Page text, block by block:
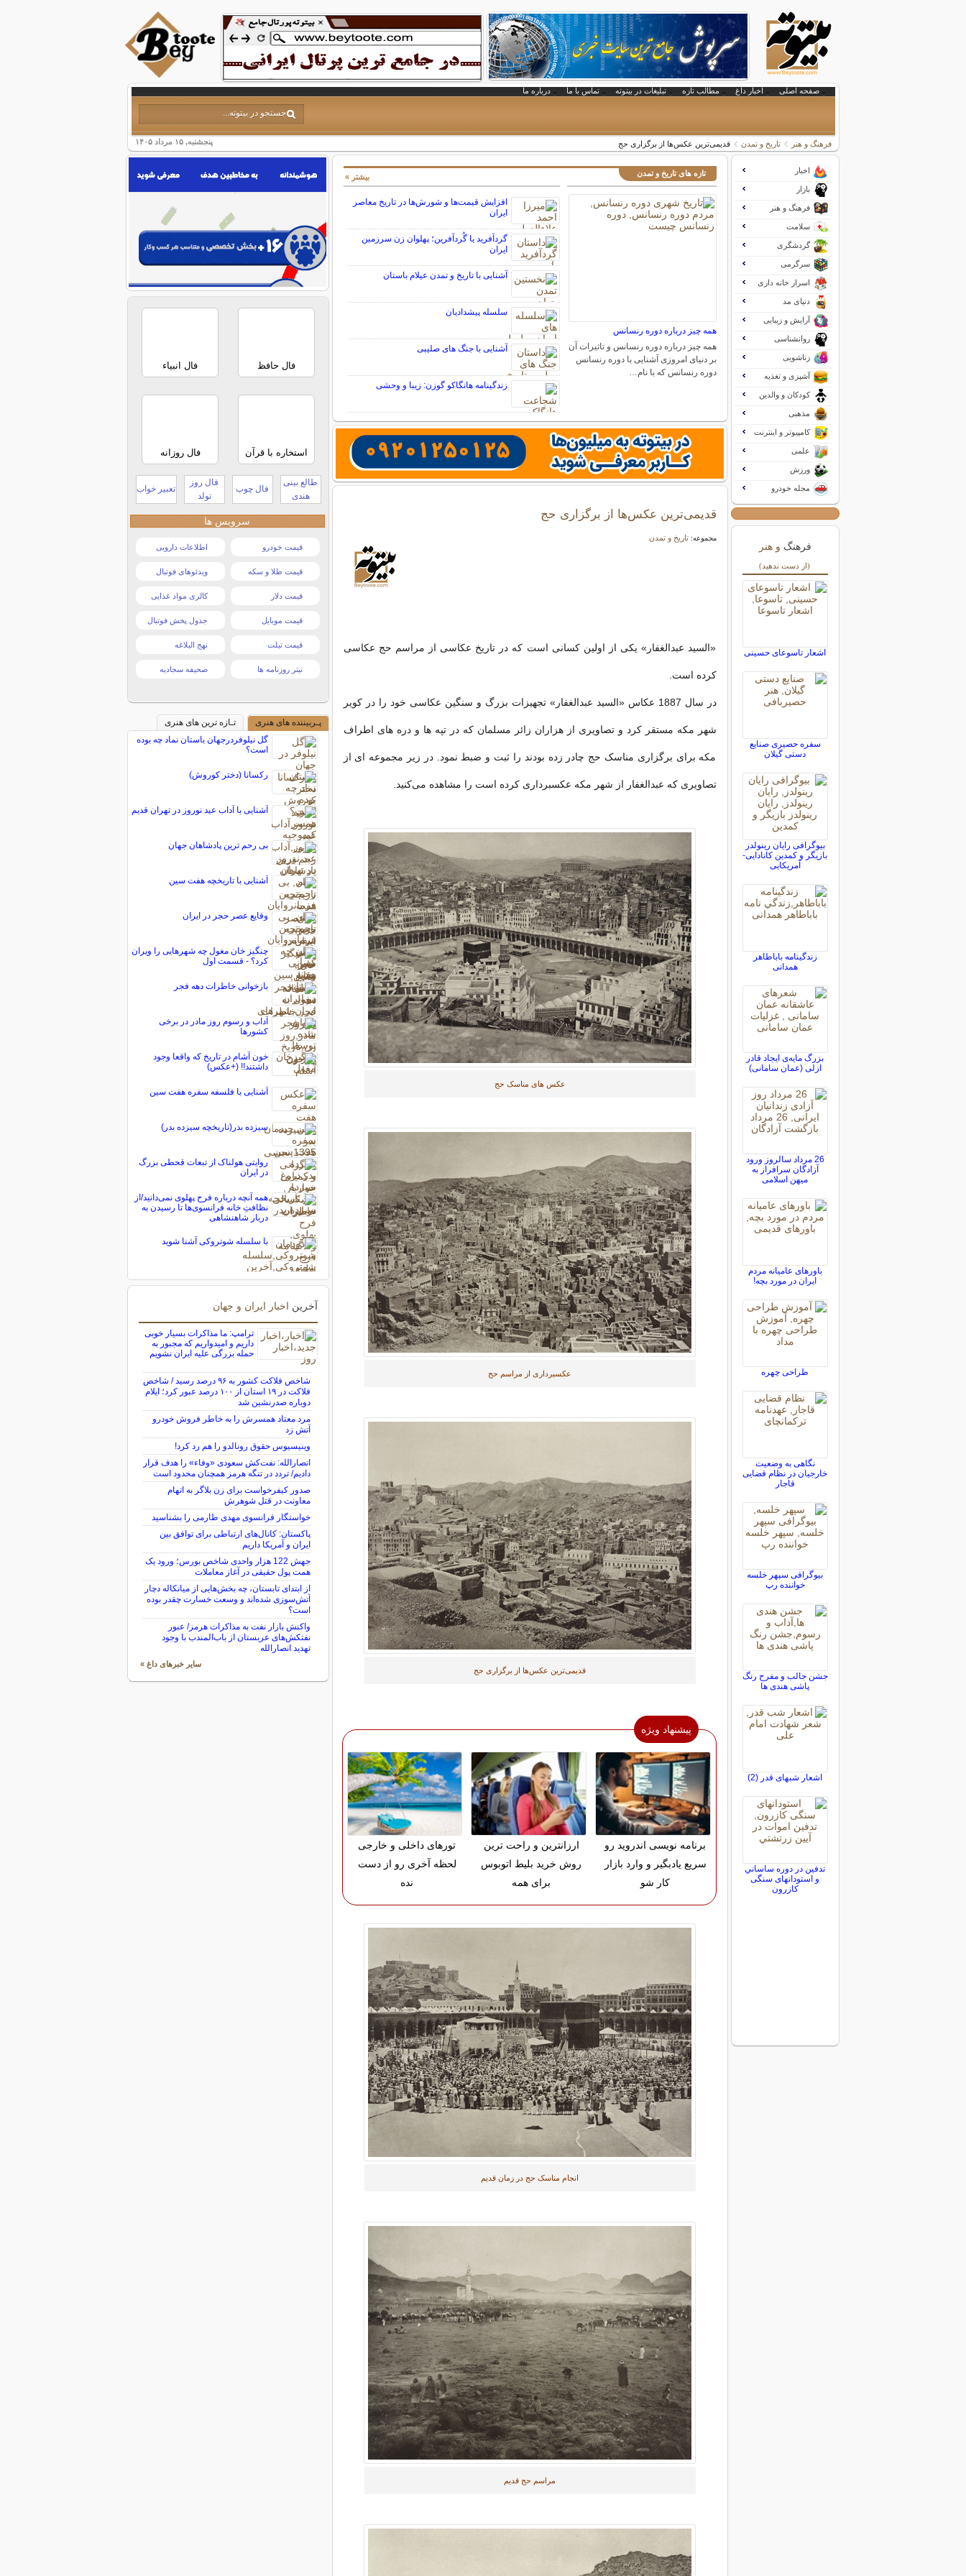
صفحه اصلی اخبار داغ مطالب تازه تبلیغات در بیتوته تماس با ما درباره ما
پنجشنبه, ۱۵ مرداد ۱۴۰۵ فرهنگ و هنر تاریخ و تمدن قدیمی‌ترین عکس‌ها از برگزاری حج
تازه های تاریخ و تمدن
همه چیز درباره دوره رنسانس
همه چیز درباره دوره رنسانس و تاثیرات آن
بر دنیای امروزی آشنایی با دوره رنسانس
دوره رنسانس که با نام…
افزایش قیمت‌ها و شورش‌ها در تاریخ معاصر
ایران
گردآفرید یا گُردآفرین؛ پهلوان زن سرزمین
ایران
آشنایی با تاریخ و تمدن عیلام باستان
سلسله پیشدادیان
آشنایی با جنگ های صلیبی
زندگینامه هانگاکو گوزن: زیبا و وحشی
بیشتر »
قدیمی‌ترین عکس‌ها از برگزاری حج
مجموعه:تاریخ و تمدن
«السید عبدالغفار» یکی از اولین کسانی است که در تاریخ عکاسی از مراسم حج عکاسی
کرده است.
در سال 1887 عکاس «السید عبدالغفار» تجهیزات بزرگ و سنگین عکاسی خود را در کویر
شهر مکه مستقر کرد و تصاویری از هزاران زائر مسلمان که در تپه ها و دره های اطراف
مکه برای برگزاری مناسک حج چادر زده بودند را ثبت و ضبط نمود. در زیر مجموعه ای از
تصاویری که عبدالغفار از شهر مکه عکسبرداری کرده است را مشاهده می‌کنید.
عکس های مناسک حج
عکسبرداری از مراسم حج
قدیمی‌ترین عکس‌ها از برگزاری حج
پیشنهاد ویژه
برنامه نویسی اندروید رو
سریع یادبگیر و وارد بازار
کار شو
ارزانترین و راحت ترین
روش خرید بلیط اتوبوس
برای همه
تورهای داخلی و خارجی
لحظه آخری رو از دست
نده
انجام مناسک حج در زمان قدیم
مراسم حج قدیم
اخبار
بازار
فرهنگ و هنر
سلامت
گردشگری
سرگرمی
اسرار خانه داری
دنیای مد
آرایش و زیبایی
روانشناسی
زناشویی
آشپزی و تغذیه
کودکان و والدین
مذهبی
کامپیوتر و اینترنت
علمی
ورزش
مجله خودرو
فرهنگ و هنر
(از دست ندهید)
اشعار تاسوعای حسینی
سفره حصیری صنایع
دستی گيلان
بیوگرافی رایان رینولدز
بازیگر و کمدین کانادایی-
آمریکایی
زندگينامه باباطاهر
همدانی
بزرگ مایه‌ی ایجاد قادر
ازلی (عمان سامانی)
26 مرداد سالروز ورود
آزادگان سرافراز به
میهن اسلامی
باورهای عامیانه مردم
ایران در مورد بچه!
طراحی چهره
نگاهی به وضعیت
خارجیان در نظام قضایی
قاجار
بیوگرافی سپهر خلسه
خواننده رپ
جشن جالب و مفرح رنگ
پاشی هندی ها
اشعار شبهای قدر (2)
تدفين در دوره ساساني
و استودانهای سنگی
کازرون
فال حافظ فال انبیاء
استخاره با قرآن فال روزانه
طالع بینی
هندی
فال چوب
فال روز
تولد
تعبیر خواب
سرویس ها
قیمت خودرو اطلاعات دارویی
قیمت طلا و سکه ویدئوهای فوتبال
قیمت دلار کالری مواد غذایی
قیمت موبایل جدول پخش فوتبال
قیمت تبلت نهج البلاغه
تیتر روزنامه ها صحیفه سجادیه
پـربیننده های هنری
تـازه ترین های هنری
گل نیلوفردرجهان باستان نماد چه بوده
است؟
رکسانا (دختر کوروش)
آشنایی با آداب عید نوروز در تهران قدیم
بی رحم ترین پادشاهان جهان
آشنایی با تاریخچه هفت سین
وقایع عصر حجر در ایران
چنگیز خان مغول چه شهرهایی را ویران
کرد؟ - قسمت اول
بازخوانی خاطرات دهه فجر
آداب و رسوم روز مادر در برخی
کشورها
خون آشام در تاریخ که واقعا وجود
داشتند!! (+عکس)
آشنایی با فلسفه سفره هفت سین
سیزده بدر(تاریخچه سیزده بدر)
روایتی هولناک از تبعات قحطی بزرگ
در ایران
همه آنچه درباره فرح پهلوی نمی‌دانید/از
نظافتِ خانه فرانسوی‌ها تا رسیدن به
دربار شاهنشاهی
با سلسله شوتروکی آشنا شوید
آخرین اخبار ایران و جهان
ترامپ: ما مذاکرات بسیار خوبی
داریم و امیدواریم که مجبور به
حمله بزرگی علیه ایران نشویم
شاخص فلاکت کشور به ۹۶ درصد رسید / شاخص
فلاکت در ۱۹ استان از ۱۰۰ درصد عبور کرد؛ ایلام
دوباره صدرنشین شد
مرد معتاد همسرش را به خاطر فروش خودرو
آتش زد
وینیسیوس حقوق رونالدو را هم رد کرد!
انصارالله: نفت‌کش سعودی «وفاء» را هدف قرار
دادیم/ تردد در تنگه هرمز همچنان محدود است
صدور کیفرخواست برای زن بلاگر به اتهام
معاونت در قتل شوهرش
خواستگار فرانسوی مهدی طارمی را بشناسید
پاکستان: کانال‌های ارتباطی برای توافق بین
ایران و آمریکا داریم
جهش 122 هزار واحدی شاخص بورس؛ ورود یک
همت پول حقیقی در آغاز معاملات
از ابتدای تابستان، چه بخش‌هایی از میانکاله دچار
آتش‌سوزی شده‌اند و وسعت خسارت چقدر بوده
است؟
واکنش بازار نفت به مذاکرات هرمز/ عبور
نفتکش‌های عربستان از باب‌المندب با وجود
تهدید انصارالله
سایر خبرهای داغ »